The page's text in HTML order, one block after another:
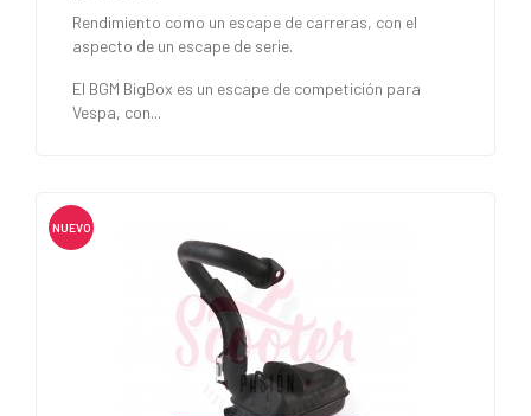
Rendimiento como un escape de carreras, con el
aspecto de un escape de serie.
El BGM BigBox es un escape de competición para
Vespa, con...
NUEVO